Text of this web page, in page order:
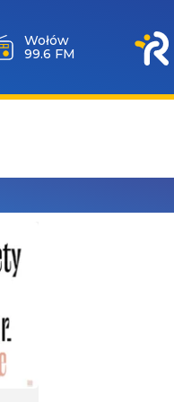
Wołów
99.6 FM